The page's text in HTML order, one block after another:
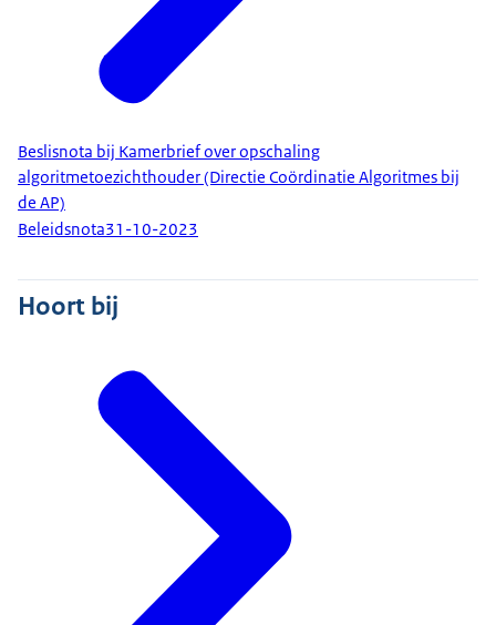
Beslisnota bij Kamerbrief over opschaling
algoritmetoezichthouder (Directie Coördinatie Algoritmes bij
de AP)
Beleidsnota31-10-2023
Hoort bij